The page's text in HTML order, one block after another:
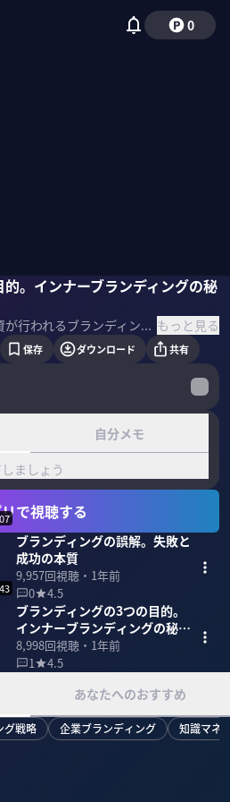
0
。インナーブランディングの秘
莫大な投資が行われるブランディング。しかし、その定義は曖昧で、効果が出ない投資も多い。ブランディングの誤解とは何か？ブランディングの目的をどう定義すればいいのか？Strategy Partners代表の西口一希氏に聞いた。 もっと見る
保存 ダウンロード 共有
自分メモ
ましょう
で視聴する
ブランディングの誤解。失敗と
成功の本質
9,957回視聴・ 1年前
0
4.5
ブランディングの3つの目的。
インナーブランディングの秘訣
【西口一希】
8,998回視聴・ 1年前
1
4.5
あなたへのおすすめ
グ戦略 企業ブランディング 知識マネ